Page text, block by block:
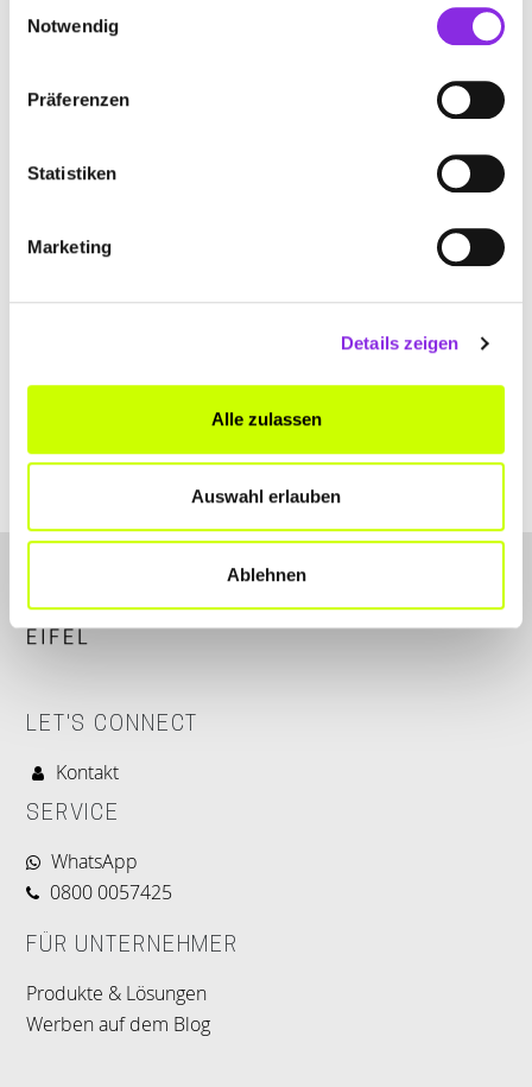
Notwendig
Präferenzen
Statistiken
Marketing
Details zeigen
Alle zulassen
Auswahl erlauben
Ablehnen
www.gardinenmeyers.de
INNENARCHITEKTUR
| 54634 Bitburg DE
+4965616952528
www.wohnsinne.com
LET'S CONNECT
Kontakt
SERVICE
WhatsApp
0800 0057425
FÜR UNTERNEHMER
Produkte & Lösungen
Werben auf dem Blog